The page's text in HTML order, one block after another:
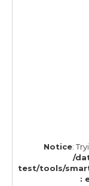
Notice:
/
test/tools/
: